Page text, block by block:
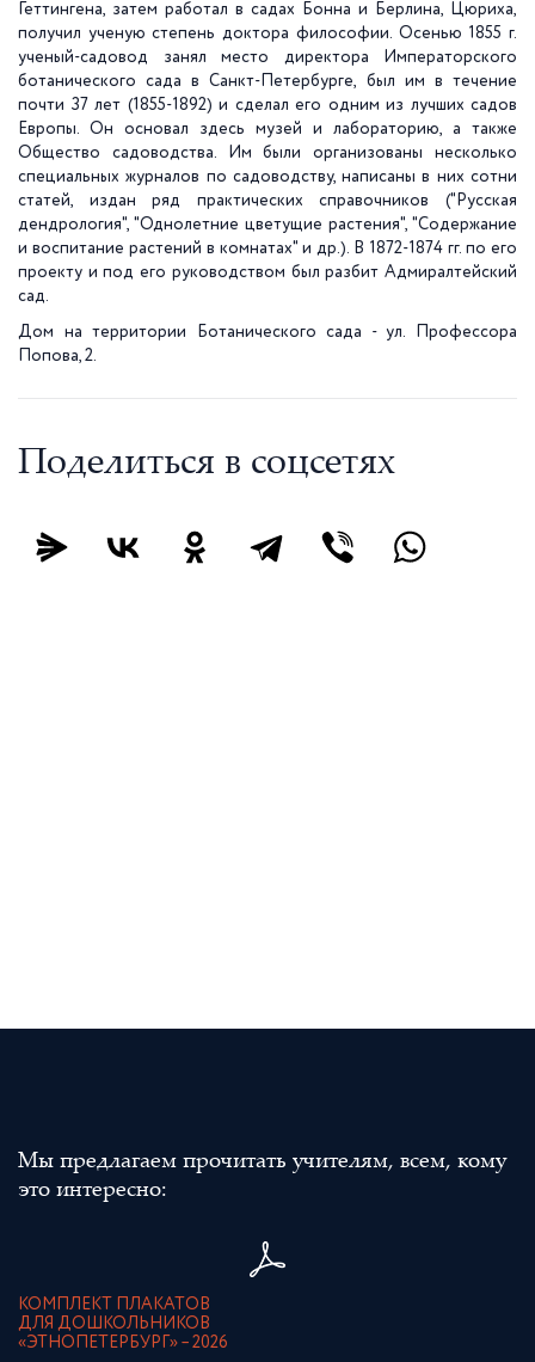
Геттингена, затем работал в садах Бонна и Берлина, Цюриха,
получил ученую степень доктора философии. Осенью 1855 г.
ученый-садовод занял место директора Императорского
ботанического сада в Санкт-Петербурге, был им в течение
почти 37 лет (1855-1892) и сделал его одним из лучших садов
Европы. Он основал здесь музей и лабораторию, а также
Общество садоводства. Им были организованы несколько
специальных журналов по садоводству, написаны в них сотни
статей, издан ряд практических справочников ("Русская
дендрология", "Однолетние цветущие растения", "Содержание
и воспитание растений в комнатах" и др.). В 1872-1874 гг. по его
проекту и под его руководством был разбит Адмиралтейский
сад.
Дом на территории Ботанического сада - ул. Профессора
Попова, 2.
Поделиться в соцсетях
Мы предлагаем прочитать учителям, всем, кому
это интересно:
КОМПЛЕКТ ПЛАКАТОВ
ДЛЯ ДОШКОЛЬНИКОВ
«ЭТНОПЕТЕРБУРГ» – 2026